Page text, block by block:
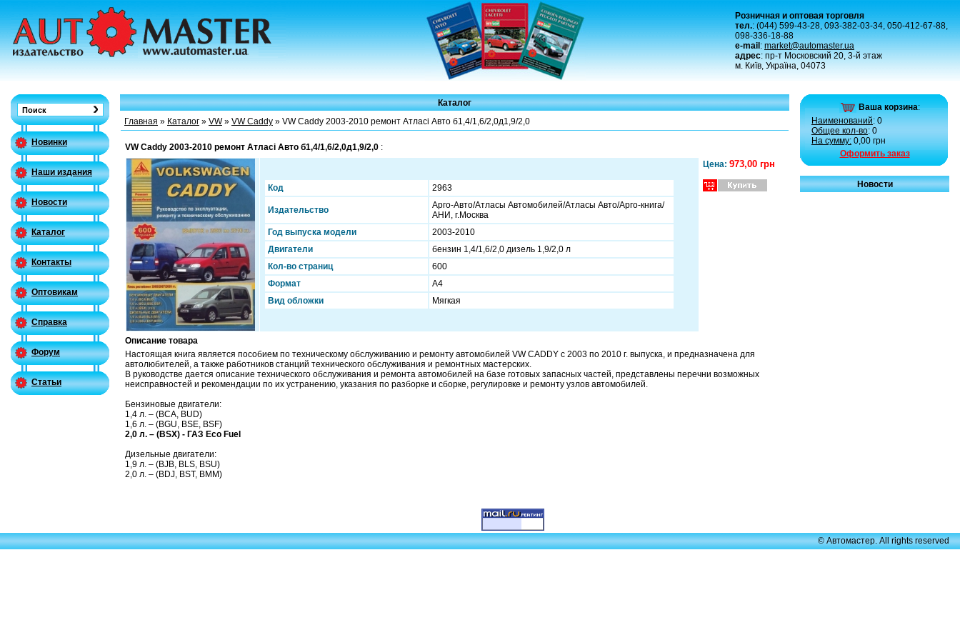
Розничная и оптовая торговля
тел.: (044) 599-43-28, 093-382-03-34, 050-412-67-88,
098-336-18-88
e-mail :market@automaster.ua
адрес: пр-т Московский 20, 3-й этаж
м. Київ, Україна, 04073
Новинки
Наши издания
Новости
Каталог
Контакты
Оптовикам
Справка
Форум
Статьи
Каталог
Главная » Каталог » VW» VW Caddy » VW Caddy 2003-2010 ремонт Атласі Авто б1,4/1,6/2,0д1,9/2,0
VW Caddy 2003-2010 ремонт Атласі Авто б1,4/1,6/2,0д1,9/2,0 :
Код 2963
Издательство
Арго-Авто/Атласы Автомобилей/Атласы Авто/Арго-книга/
АНИ, г.Москва
Год выпуска модели
2003-2010
Двигатели
бензин 1,4/1,6/2,0 дизель 1,9/2,0 л
Кол-во страниц
600
Формат
А4
Вид обложки
Мягкая
Цена: 973,00 грн
Описание товара
Настоящая книга является пособием по техническому обслуживанию и ремонту автомобилей VW CADDY с 2003 по 2010 г. выпуска, и предназначена для
автолюбителей, а также работников станций технического обслуживания и ремонтных мастерских.
В руководстве дается описание технического обслуживания и ремонта автомобилей на базе готовых запасных частей, представлены перечни возможных
неисправностей и рекомендации по их устранению, указания по разборке и сборке, регулировке и ремонту узлов автомобилей.
Бензиновые двигатели:
1,4 л. – (BCA, BUD)
1,6 л. – (BGU, BSE, BSF)
2,0 л. – (BSX) - ГАЗ Eco Fuel
Дизельные двигатели:
1,9 л. – (BJB, BLS, BSU)
2,0 л. – (BDJ, BST, BMM)
Ваша корзина:
Наименований: 0
Общее кол-во: 0
На сумму: 0,00 грн
Оформить заказ
Новости
© Автомастер. All rights reserved